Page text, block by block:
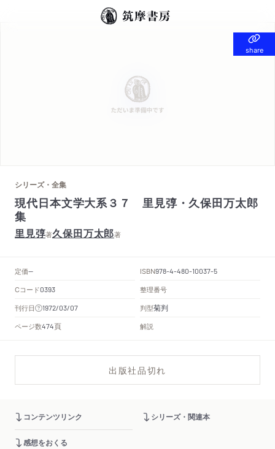
share
share
シリーズ・全集
現代日本文学大系３７ 里見弴・久保田万太郎
集
里見弴著久保田万太郎著
定価-- ISBN978-4-480-10037-5
Cコード0393
整理番号
刊行日
1972/03/07 判型菊判
ページ数474頁 解説
出版社品切れ
コンテンツリンク シリーズ・関連本
感想をおくる